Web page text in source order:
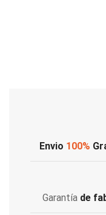
Envio 100%
Garantía de